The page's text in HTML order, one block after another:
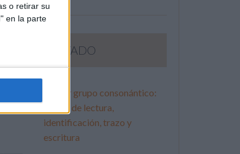
o retirar su
en la parte
LO MÁS VISITADO
Primer grupo consonántico:
Fichas de lectura,
identificación, trazo y
escritura